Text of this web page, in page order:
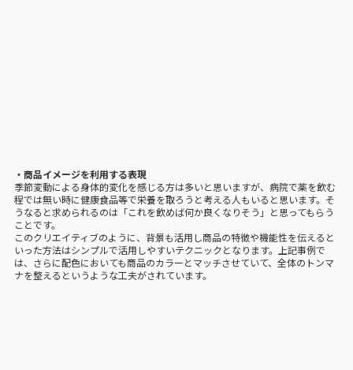
・商品イメージを利用する表現
季節変動による身体的変化を感じる方は多いと思いますが、病院で薬を飲む
程では無い時に健康食品等で栄養を取ろうと考える人もいると思います。そ
うなると求められるのは「これを飲めば何か良くなりそう」と思ってもらう
ことです。
このクリエイティブのように、背景も活用し商品の特徴や機能性を伝えると
いった方法はシンプルで活用しやすいテクニックとなります。上記事例で
は、さらに配色においても商品のカラーとマッチさせていて、全体のトンマ
ナを整えるというような工夫がされています。